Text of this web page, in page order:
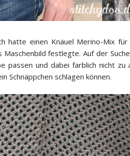
einen Knäuel Merino-Mix
festlegte. Auf der
passen und dabei farblich nicht
Schnäppchen schlagen können.